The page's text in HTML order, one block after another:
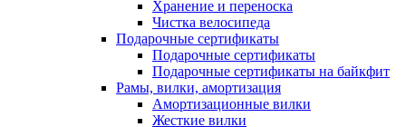
Хранение и переноска
Чистка велосипеда
Подарочные сертификаты
Подарочные сертификаты
Подарочные сертификаты на байкфит
Рамы, вилки, амортизация
Амортизационные вилки
Жесткие вилки